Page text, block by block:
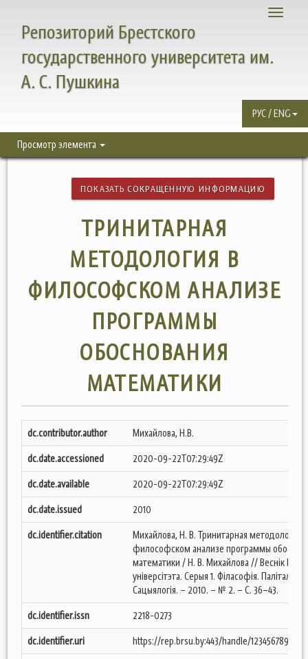
Toggle
Репозиторий Брестского
государственного университета им.
А. С. Пушкина
РУС / ENG
Просмотр элемента
ПОКАЗАТЬ СОКРАЩЕННУЮ ИНФОРМАЦИЮ
ТРИНИТАРНАЯ
МЕТОДОЛОГИЯ В
ФИЛОСОФСКОМ АНАЛИЗЕ
ПРОГРАММЫ
ОБОСНОВАНИЯ
МАТЕМАТИКИ
dc.contributor.author
Михайлова, Н.В.
dc.date.accessioned
2020-09-22T07:29:49Z
dc.date.available
2020-09-22T07:29:49Z
dc.date.issued
2010
dc.identifier.citation
Михайлова, Н. В. Тринитарная методология в
философском анализе программы
математики / Н. В. Михайлова // Веснік
універсітэта. Серыя 1. Філасофія. Паліталогія.
Сацыялогія. – 2010. – № 2. – С. 36–43.
dc.identifier.issn
2218-0273
dc.identifier.uri
https://rep.brsu.by:443/handle/123456789/714